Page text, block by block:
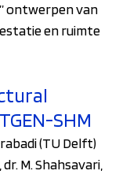
ontwerpen van
en ruimte
SHM
(TU Delft)
M. Shahsavari,